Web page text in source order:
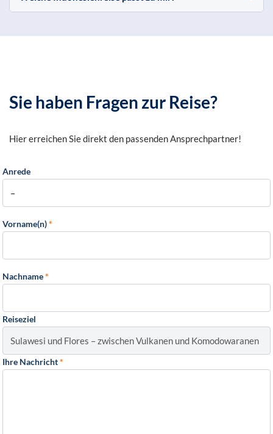
Sie haben Fragen zur Reise?
Hier erreichen Sie direkt den passenden Ansprechpartner!
Anrede
Vorname(n)*
Nachname*
Reiseziel
Ihre Nachricht*